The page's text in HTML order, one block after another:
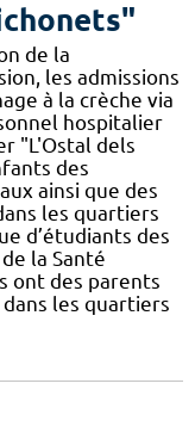
de la
les admissions
à la crèche via
hospitalier
"L'Ostal dels
des
ainsi que des
les quartiers
d’étudiants des
la Santé
ont des parents
les quartiers